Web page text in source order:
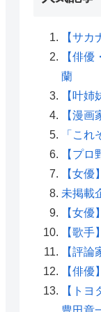
【サ
【俳
蘭
【叶
【漫
「こ
【プ
【女優
未掲載
【女優
【歌手
【評論
【俳優
【ト